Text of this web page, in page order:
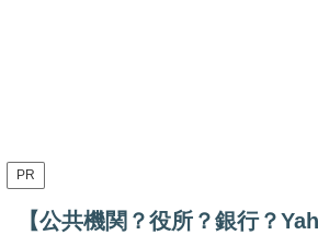
PR
【公共機関？役所？銀行？